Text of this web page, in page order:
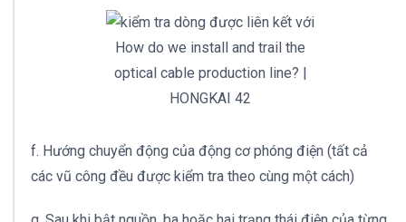
How do we install and trail the
optical cable production line? |
HONGKAI 42
f. Hướng chuyển động của động cơ phóng điện (tất cả
các vũ công đều được kiểm tra theo cùng một cách)